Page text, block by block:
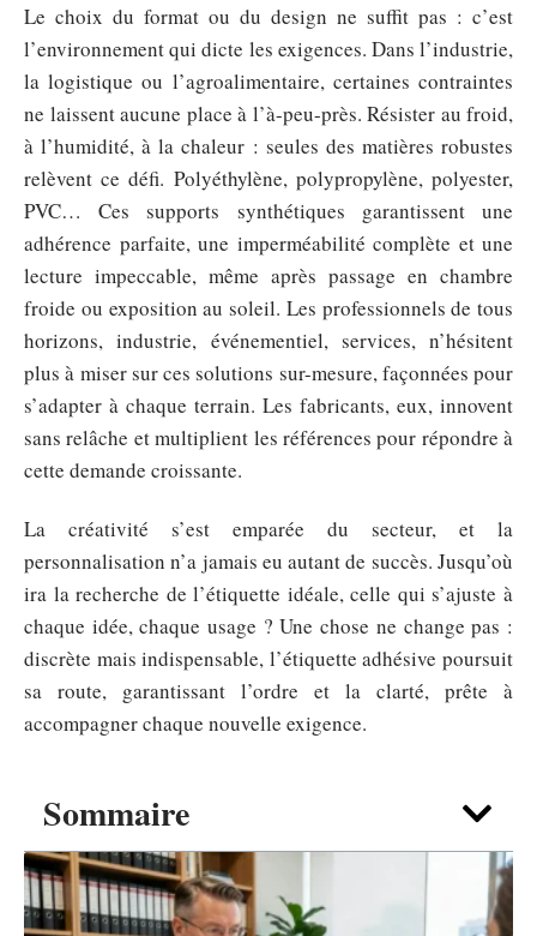
Sommaire
Le choix du format ou du design ne suffit pas : c’est
l’environnement qui dicte les exigences. Dans l’industrie,
la logistique ou l’agroalimentaire, certaines contraintes
ne laissent aucune place à l’à-peu-près. Résister au froid,
à l’humidité, à la chaleur : seules des matières robustes
relèvent ce défi. Polyéthylène, polypropylène, polyester,
PVC… Ces supports synthétiques garantissent une
adhérence parfaite, une imperméabilité complète et une
lecture impeccable, même après passage en chambre
froide ou exposition au soleil. Les professionnels de tous
horizons, industrie, événementiel, services, n’hésitent
plus à miser sur ces solutions sur-mesure, façonnées pour
s’adapter à chaque terrain. Les fabricants, eux, innovent
sans relâche et multiplient les références pour répondre à
cette demande croissante.
La créativité s’est emparée du secteur, et la
personnalisation n’a jamais eu autant de succès. Jusqu’où
ira la recherche de l’étiquette idéale, celle qui s’ajuste à
chaque idée, chaque usage ? Une chose ne change pas :
discrète mais indispensable, l’étiquette adhésive poursuit
sa route, garantissant l’ordre et la clarté, prête à
accompagner chaque nouvelle exigence.